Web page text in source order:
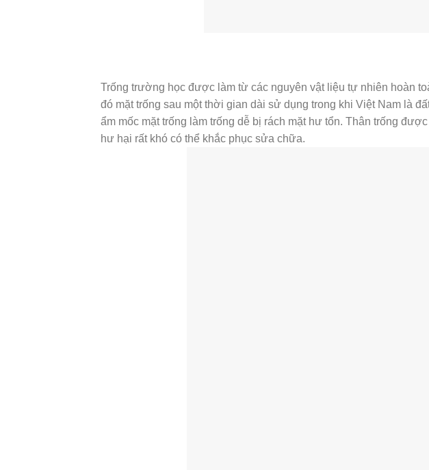
Trống trường học được làm từ các nguyên vật liệu tự nhiên hoàn
đó mặt trống sau một thời gian dài sử dụng trong khi Việt Nam là
ẩm mốc mặt trống làm trống dễ bị rách mặt hư tổn. Thân trống
hư hại rất khó có thể khắc phục sửa chữa.